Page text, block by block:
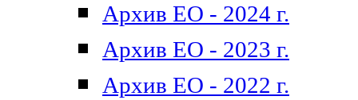
Архив ЕО - 2024 г.
Архив ЕО - 2023 г.
Архив ЕО - 2022 г.